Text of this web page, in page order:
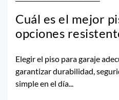
Cuál es el mejor
opciones
Elegir el piso para garaje
garantizar durabilidad,
simple en el día...